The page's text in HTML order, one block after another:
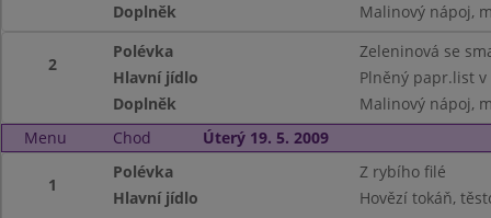
Doplněk
Malinový nápoj,
2
Polévka
Zeleninová se
Hlavní jídlo
Plněný papr.list v
Doplněk
Malinový nápoj,
Menu
Chod Úterý 19. 5. 2009
1
Polévka
Z rybího filé
Hlavní jídlo
Hovězí tokáň,